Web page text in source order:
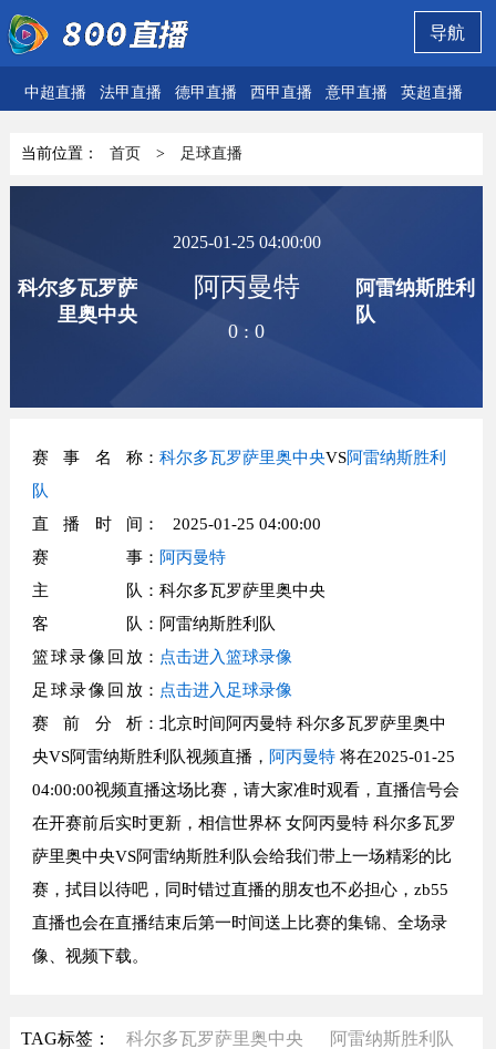
导航
中超直播 法甲直播 德甲直播 西甲直播 意甲直播 英超直播
当前位置： 首页 > 足球直播
科尔多瓦罗萨
里奥中央
2025-01-25 04:00:00
阿丙曼特
0 :0
阿雷纳斯胜利
队
赛事名称： 科尔多瓦罗萨里奥中央VS阿雷纳斯胜利
队
直播时间 ： 2025-01-25 04:00:00
赛事： 阿丙曼特
主队 ：科尔多瓦罗萨里奥中央
客队 ：阿雷纳斯胜利队
篮球录像回放： 点击进入篮球录像
足球录像回放： 点击进入足球录像
赛前分析：北京时间阿丙曼特 科尔多瓦罗萨里奥中
央VS阿雷纳斯胜利队视频直播， 阿丙曼特将在2025-01-25
04:00:00视频直播这场比赛，请大家准时观看，直播信号会
在开赛前后实时更新，相信世界杯 女阿丙曼特 科尔多瓦罗
萨里奥中央VS阿雷纳斯胜利队会给我们带上一场精彩的比
赛，拭目以待吧，同时错过直播的朋友也不必担心，zb55
直播也会在直播结束后第一时间送上比赛的集锦、全场录
像、视频下载。
TAG标签： 科尔多瓦罗萨里奥中央 阿雷纳斯胜利队